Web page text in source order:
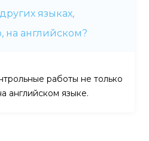
языках,
на английском?
работы не только
английском языке.